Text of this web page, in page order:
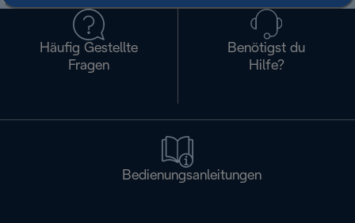
Häufig Gestellte
Fragen
Benötigst du
Hilfe?
Bedienungsanleitungen